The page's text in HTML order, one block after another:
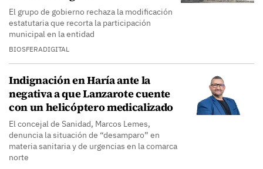
El grupo de gobierno rechaza la modificación
estatutaria que recorta la participación
municipal en la entidad
BIOSFERADIGITAL
Indignación en Haría ante la
negativa a que Lanzarote cuente
con un helicóptero medicalizado
El concejal de Sanidad, Marcos Lemes,
denuncia la situación de “desamparo” en
materia sanitaria y de urgencias en la comarca
norte